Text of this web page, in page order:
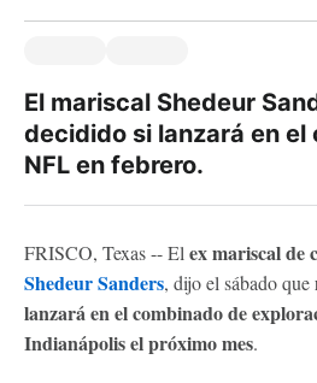
El mariscal Shedeur
decidido si lanzará en el
NFL en febrero.
FRISCO, Texas -- El ex mariscal de
Shedeur Sanders, dijo el sábado que
lanzará en el combinado de
Indianápolis el próximo mes.